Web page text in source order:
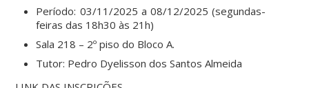
Período: 03/11/2025 a 08/12/2025 (segundas-
feiras das 18h30 às 21h)
Sala 218 – 2º piso do Bloco A.
Tutor: Pedro Dyelisson dos Santos Almeida